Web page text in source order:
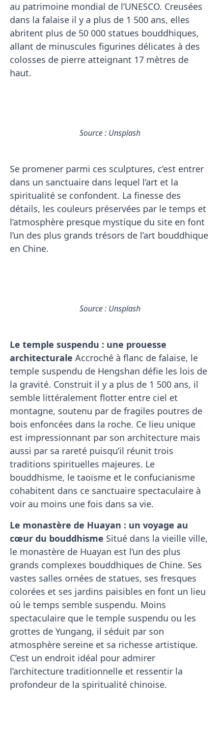
au patrimoine mondial de l’UNESCO. Creusées
dans la falaise il y a plus de 1 500 ans, elles
abritent plus de 50 000 statues bouddhiques,
allant de minuscules figurines délicates à des
colosses de pierre atteignant 17 mètres de
haut.
Source : Unsplash
Se promener parmi ces sculptures, c’est entrer
dans un sanctuaire dans lequel l’art et la
spiritualité se confondent. La finesse des
détails, les couleurs préservées par le temps et
l’atmosphère presque mystique du site en font
l’un des plus grands trésors de l’art bouddhique
en Chine.
Source : Unsplash
Le temple suspendu : une prouesse
architecturale Accroché à flanc de falaise, le
temple suspendu de Hengshan défie les lois de
la gravité. Construit il y a plus de 1 500 ans, il
semble littéralement flotter entre ciel et
montagne, soutenu par de fragiles poutres de
bois enfoncées dans la roche. Ce lieu unique
est impressionnant par son architecture mais
aussi par sa rareté puisqu’il réunit trois
traditions spirituelles majeures. Le
bouddhisme, le taoïsme et le confucianisme
cohabitent dans ce sanctuaire spectaculaire à
voir au moins une fois dans sa vie.
Le monastère de Huayan : un voyage au
cœur du bouddhisme Situé dans la vieille ville,
le monastère de Huayan est l’un des plus
grands complexes bouddhiques de Chine. Ses
vastes salles ornées de statues, ses fresques
colorées et ses jardins paisibles en font un lieu
où le temps semble suspendu. Moins
spectaculaire que le temple suspendu ou les
grottes de Yungang, il séduit par son
atmosphère sereine et sa richesse artistique.
C’est un endroit idéal pour admirer
l’architecture traditionnelle et ressentir la
profondeur de la spiritualité chinoise.